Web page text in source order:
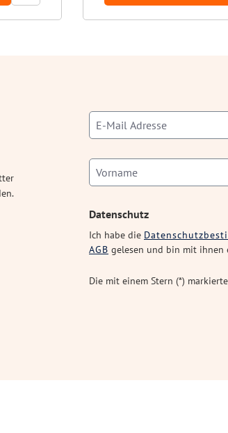
Datenschutz
Ich habe die
AGB gelesen und bin mit ihnen
Die mit einem Stern (*)